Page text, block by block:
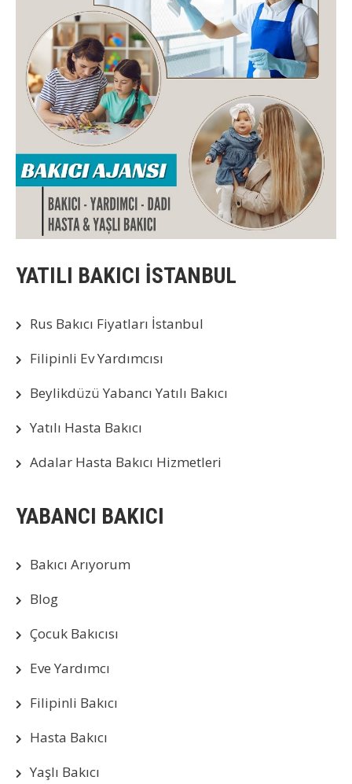
YATILI BAKICI İSTANBUL
Rus Bakıcı Fiyatları İstanbul
Filipinli Ev Yardımcısı
Beylikdüzü Yabancı Yatılı Bakıcı
Yatılı Hasta Bakıcı
Adalar Hasta Bakıcı Hizmetleri
YABANCI BAKICI
Bakıcı Arıyorum
Blog
Çocuk Bakıcısı
Eve Yardımcı
Filipinli Bakıcı
Hasta Bakıcı
Yaşlı Bakıcı